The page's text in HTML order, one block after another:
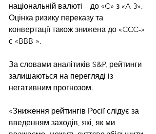
національній валюті – до «C» з «A-3».
Оцінка ризику переказу та
конвертації також знижена до «CCC-»
с «BBB-».
За словами аналітиків S&P, рейтинги
залишаються на перегляді із
негативним прогнозом.
«Зниження рейтингів Росії слідує за
введенням заходів, які, як ми